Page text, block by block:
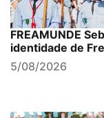
FREAMUNDE
identidade de
5/08/2026